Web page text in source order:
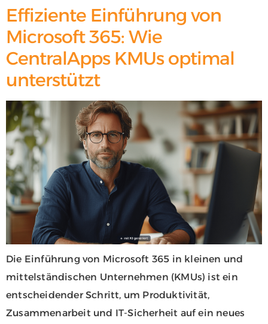
Effiziente Einführung von
Microsoft 365: Wie
CentralApps KMUs optimal
unterstützt
Die Einführung von Microsoft 365 in kleinen und
mittelständischen Unternehmen (KMUs) ist ein
entscheidender Schritt, um Produktivität,
Zusammenarbeit und IT-Sicherheit auf ein neues